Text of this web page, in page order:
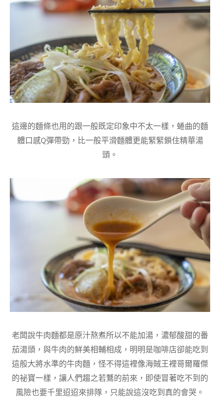
這邊的麵條也用的跟一般既定印象中不太一樣，蜷曲的麵
體口感Q彈帶勁，比一般平滑麵體更能緊緊鎖住精華湯
頭。
老闆說牛肉麵都是原汁熬煮所以不能加湯，濃郁酸甜的番
茄湯頭，與牛肉的鮮美相輔相成，明明是咖啡店卻能吃到
這般大將水準的牛肉麵，怪不得這裡像海賊王裡哥爾羅傑
的祕寶一樣，讓人們趨之若鶩的前來，即使冒著吃不到的
風險也要千里迢迢來排隊，只能說這沒吃到真的會哭。